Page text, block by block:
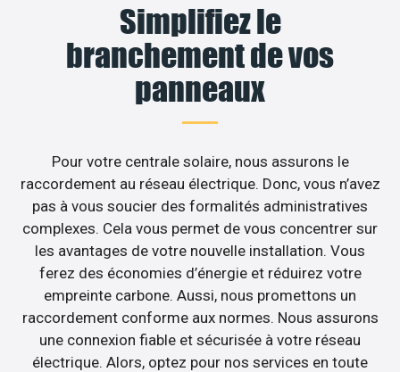
Simplifiez le
branchement de vos
panneaux
Pour votre centrale solaire, nous assurons le
raccordement au réseau électrique. Donc, vous n’avez
pas à vous soucier des formalités administratives
complexes. Cela vous permet de vous concentrer sur
les avantages de votre nouvelle installation. Vous
ferez des économies d’énergie et réduirez votre
empreinte carbone. Aussi, nous promettons un
raccordement conforme aux normes. Nous assurons
une connexion fiable et sécurisée à votre réseau
électrique. Alors, optez pour nos services en toute